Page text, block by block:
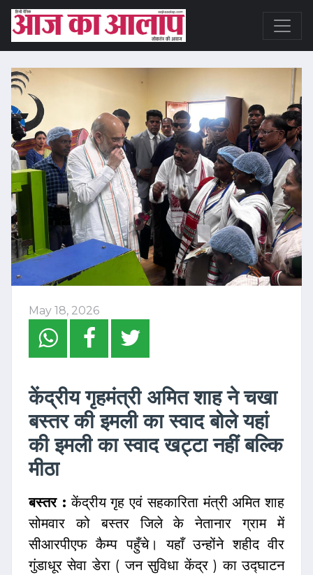
May 18, 2026
केंद्रीय गृहमंत्री अमित शाह ने चखा
बस्तर की इमली का स्वाद बोले यहां
की इमली का स्वाद खट्टा नहीं बल्कि
मीठा
बस्तर : केंद्रीय गृह एवं सहकारिता मंत्री अमित शाह
सोमवार को बस्तर जिले के नेतानार ग्राम में
सीआरपीएफ कैम्प पहुँचे। यहाँ उन्होंने शहीद वीर
गुंडाधूर सेवा डेरा ( जन सुविधा केंद्र ) का उद्घाटन